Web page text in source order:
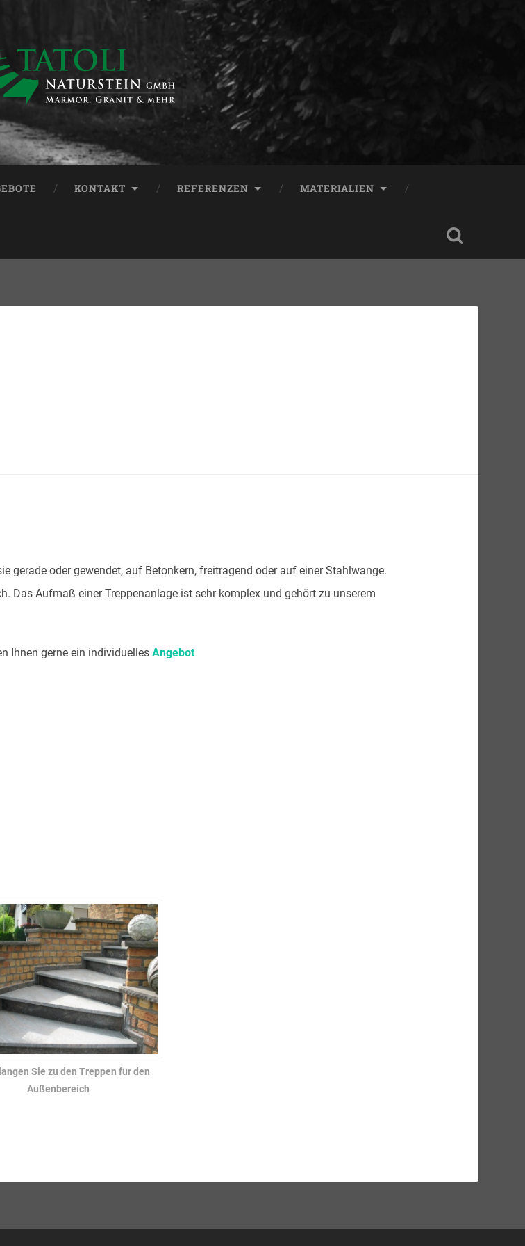
KONTAKT REFERENZEN MATERIALIEN
gerade oder gewendet, auf Betonkern, freitragend oder auf einer Stahlwange.
Das Aufmaß einer Treppenanlage ist sehr komplex und gehört zu unserem
Ihnen gerne ein individuellesAngebot
Sie zu den Treppen für den
Außenbereich